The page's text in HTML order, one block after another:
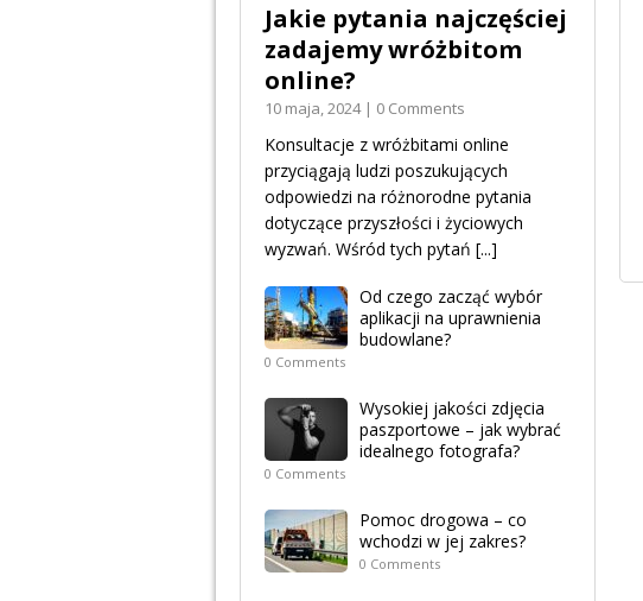
Jakie pytania najczęściej
zadajemy wróżbitom
online?
10 maja, 2024 | 0 Comments
Konsultacje z wróżbitami online
przyciągają ludzi poszukujących
odpowiedzi na różnorodne pytania
dotyczące przyszłości i życiowych
wyzwań. Wśród tych pytań [...]
Od czego zacząć wybór
aplikacji na uprawnienia
budowlane?
0 Comments
Wysokiej jakości zdjęcia
paszportowe – jak wybrać
idealnego fotografa?
0 Comments
Pomoc drogowa – co
wchodzi w jej zakres?
0 Comments